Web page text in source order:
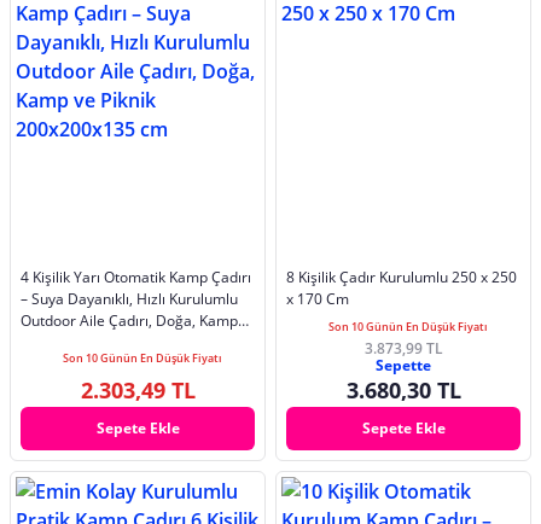
4 Kişilik Yarı Otomatik Kamp Çadırı
– Suya Dayanıklı, Hızlı Kurulumlu
Outdoor Aile Çadırı, Doğa, Kamp
Son 10 Günün En Düşük Fiyatı
2.303,49 TL
Sepete Ekle
8 Kişilik Çadır Kurulumlu 250 x 250
x 170 Cm
Son 10 Günün En Düşük Fiyatı
3.873,99 TL
Sepette
3.680,30 TL
Sepete Ekle